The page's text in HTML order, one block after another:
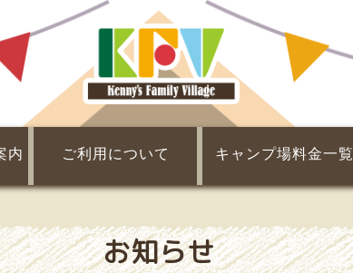
内 ご利用について キャンプ場料金一覧
お知らせ